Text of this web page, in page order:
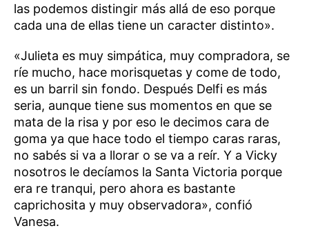
las podemos distingir más allá de eso porque
cada una de ellas tiene un caracter distinto».
«Julieta es muy simpática, muy compradora, se
ríe mucho, hace morisquetas y come de todo,
es un barril sin fondo. Después Delfi es más
seria, aunque tiene sus momentos en que se
mata de la risa y por eso le decimos cara de
goma ya que hace todo el tiempo caras raras,
no sabés si va a llorar o se va a reír. Y a Vicky
nosotros le decíamos la Santa Victoria porque
era re tranqui, pero ahora es bastante
caprichosita y muy observadora», confió
Vanesa.